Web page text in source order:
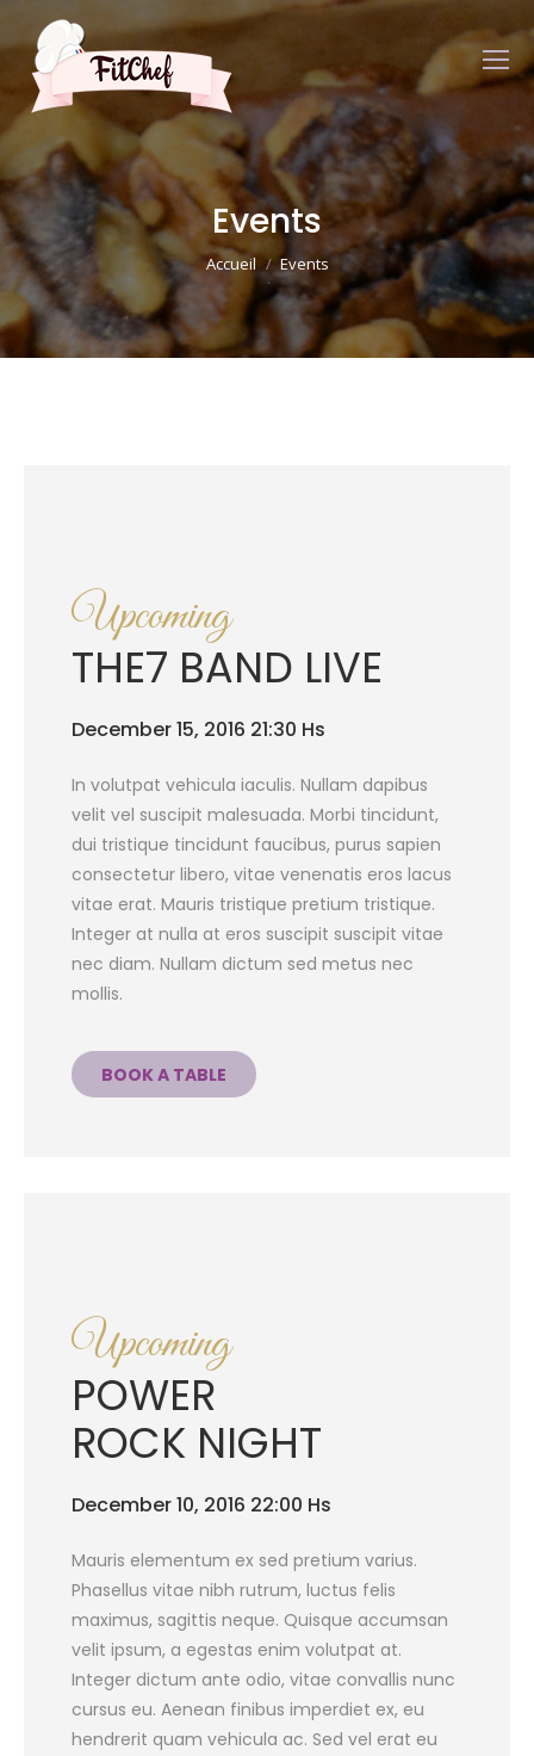
Events
Vous êtes ici :
Accueil Events
Upcoming
THE7 BAND LIVE
December 15, 2016 21:30 Hs
In volutpat vehicula iaculis. Nullam dapibus
velit vel suscipit malesuada. Morbi tincidunt,
dui tristique tincidunt faucibus, purus sapien
consectetur libero, vitae venenatis eros lacus
vitae erat. Mauris tristique pretium tristique.
Integer at nulla at eros suscipit suscipit vitae
nec diam. Nullam dictum sed metus nec
mollis.
BOOK A TABLE
Upcoming
POWER
ROCK NIGHT
December 10, 2016 22:00 Hs
Mauris elementum ex sed pretium varius.
Phasellus vitae nibh rutrum, luctus felis
maximus, sagittis neque. Quisque accumsan
velit ipsum, a egestas enim volutpat at.
Integer dictum ante odio, vitae convallis nunc
cursus eu. Aenean finibus imperdiet ex, eu
hendrerit quam vehicula ac. Sed vel erat eu